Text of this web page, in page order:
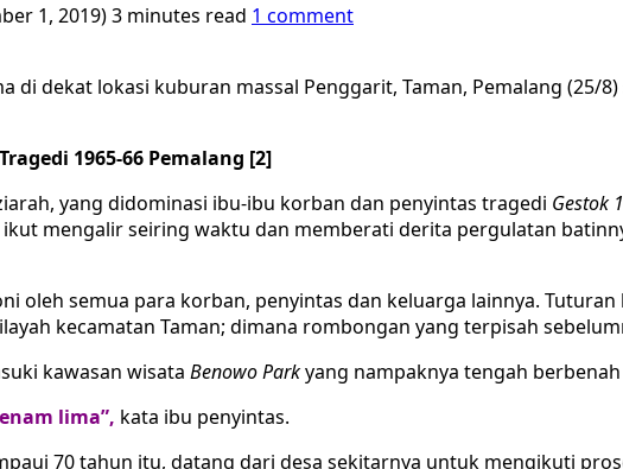
1, 2019)3 minutes read 1 comment
di dekat lokasi kuburan massal Penggarit, Taman, Pemalang (25/
1965-66 Pemalang [2]
yang didominasi ibu-ibu korban dan penyintas tragedi Gestok
mengalir seiring waktu dan memberati derita pergulatan
oleh semua para korban, penyintas dan keluarga lainnya.
kecamatan Taman; dimana rombongan yang terpisah
kawasan wisata Benowo Parkyang nampaknya tengah
lima”, kata ibu penyintas.
70 tahun itu, datang dari desa sekitarnya untuk mengikuti